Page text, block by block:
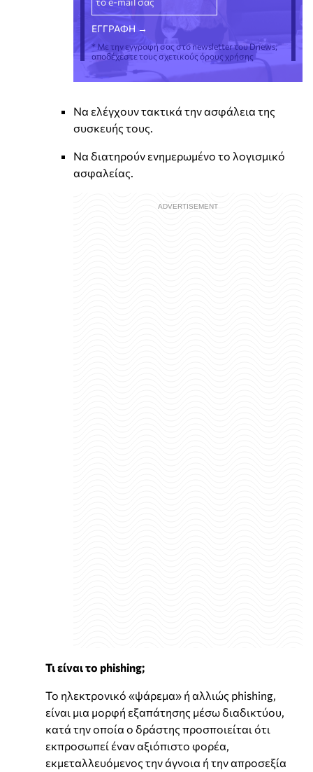
* Με την εγγραφή σας στο newsletter του Dnews,
αποδέχεστε τους σχετικούς όρους χρήσης
Να ελέγχουν τακτικά την ασφάλεια της
συσκευής τους.
Να διατηρούν ενημερωμένο το λογισμικό
ασφαλείας.
Τι είναι το phishing;
Το ηλεκτρονικό «ψάρεμα» ή αλλιώς phishing,
είναι μια μορφή εξαπάτησης μέσω διαδικτύου,
κατά την οποία ο δράστης προσποιείται ότι
εκπροσωπεί έναν αξιόπιστο φορέα,
εκμεταλλευόμενος την άγνοια ή την απροσεξία